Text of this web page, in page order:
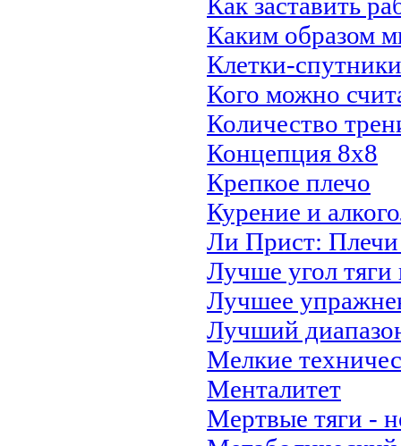
Каким образом
Клетки-спутники
Кого можно
Количество
Концепция 8х8
Крепкое плечо
Курение и
Ли Прист:
Лучше угол
Лучшее
Лучший
Мелкие
Менталитет
Мертвые тяги -